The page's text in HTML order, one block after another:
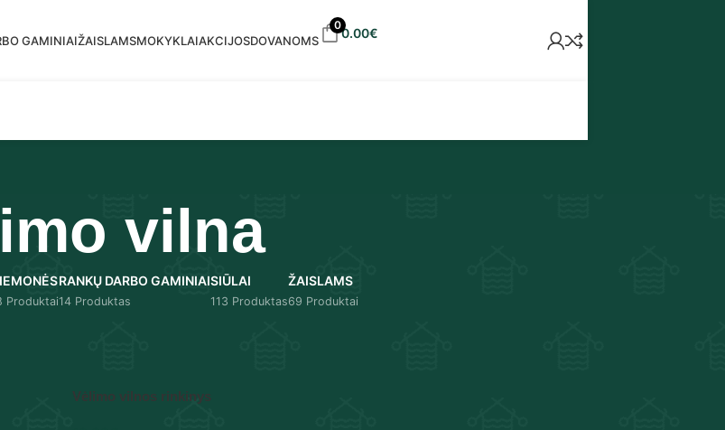
GAMINIAIŽAISLAMSMOKYKLAIAKCIJOSDOVANOMS
00.00€
vilna
Produktai
RANKŲ DARBO GAMINIAI
14 Produktas
SIŪLAI
113 Produktas
ŽAISLAMS
69 Produktai
Vėlimo vilnos rinkinys